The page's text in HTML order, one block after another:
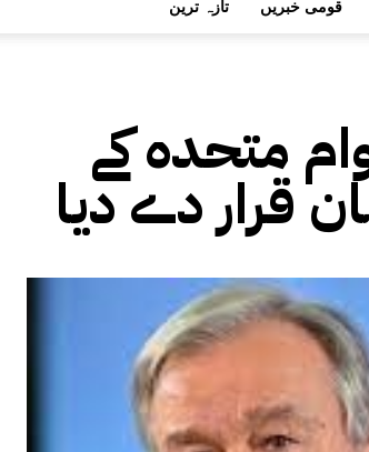
تازہ ترین قومی خبریں
متحدہ کے
قرار دے دیا